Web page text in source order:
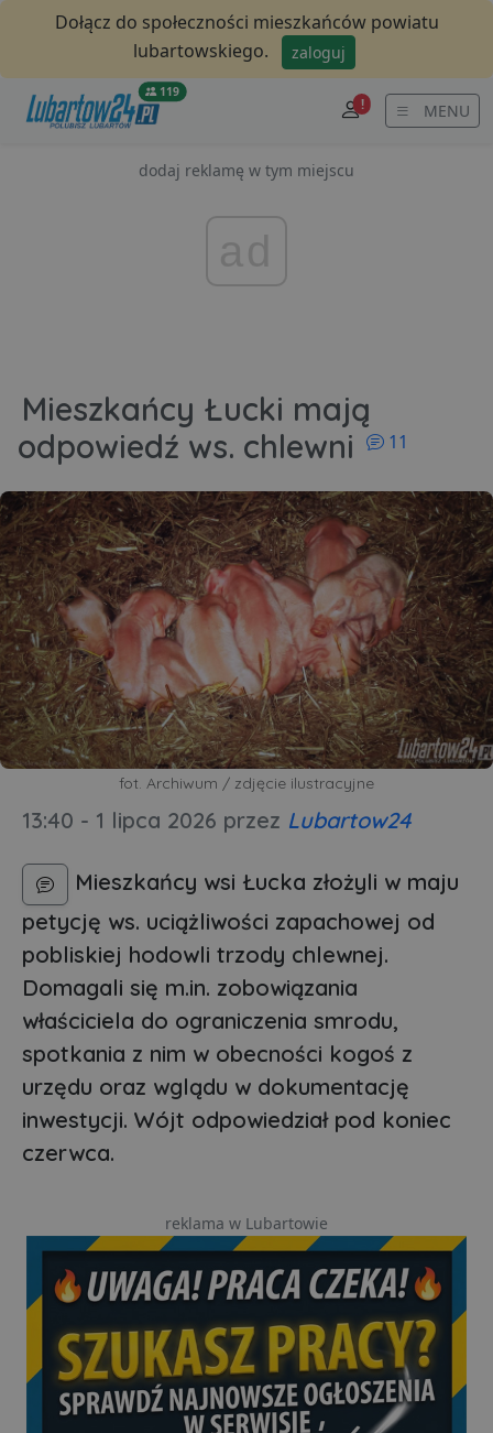
Dołącz do społeczności mieszkańców powiatu
lubartowskiego.
zaloguj
119
! MENU
dodaj reklamę w tym miejscu
Mieszkańcy Łucki mają
odpowiedź ws. chlewni
11
fot. Archiwum / zdjęcie ilustracyjne
13:40 - 1 lipca 2026 przez Lubartow24
Mieszkańcy wsi Łucka złożyli w maju
petycję ws. uciążliwości zapachowej od
pobliskiej hodowli trzody chlewnej.
Domagali się m.in. zobowiązania
właściciela do ograniczenia smrodu,
spotkania z nim w obecności kogoś z
urzędu oraz wglądu w dokumentację
inwestycji. Wójt odpowiedział pod koniec
czerwca.
reklama w Lubartowie